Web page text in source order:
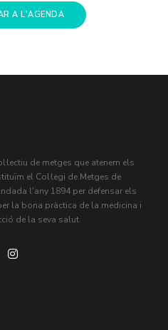
A L'AGENDA
de metges que atenem els
el Col·legi de Metges de
l'any 1894 per defensar els
la bona pràctica de la medicina i
de la seva salut.